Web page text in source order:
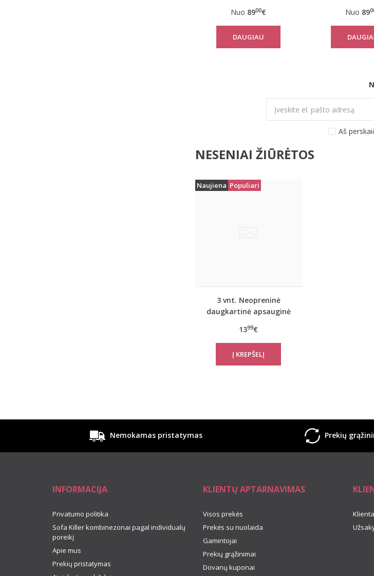
Nuo 8900€
DAUGIAU
Nuo 89
Aš
NESENIAI ŽIŪRĖTOS
Naujiena Populiari
3 vnt. Neopreninė
daugkartinė apsauginė
1399€
Nemokamas pristatymas Prekių
INFORMACIJA
Privatumo politika
Sofa Killer kombinezonai pagal individualų
poreikį
Apie mus
Prekių pristatymas
KLIENTŲ APTARNAVIMAS
Visos prekės
Prekės su nuolaida
Gamintojai
Prekių grąžinimai
Dovanų kuponai